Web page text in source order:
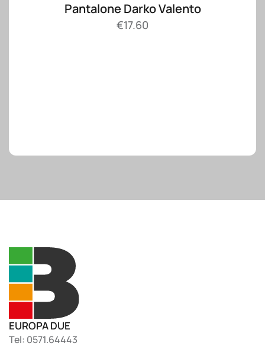
Pantalone Darko Valento
€17.60
EUROPA DUE
Tel: 0571.64443